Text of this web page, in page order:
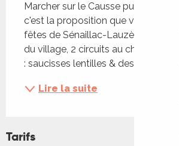
Marcher sur le Causse puis
c'est la proposition que vous fait le
fêtes de Sénaillac-Lauzès Départ à
du village, 2 circuits au choix, 5 ou
: saucisses lentilles & dessert. Sur
Lire la suite
Tarifs